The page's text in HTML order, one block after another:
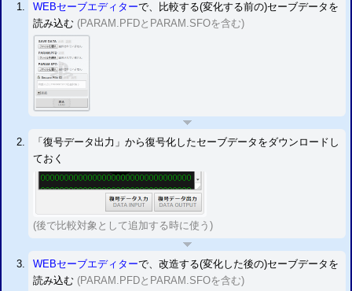
WEBセーブエディターで、比較する(変化する前の)セーブデータを
読み込む (PARAM.PFDとPARAM.SFOを含む)
「復号データ出力」から復号化したセーブデータをダウンロードし
ておく
(後で比較対象として追加する時に使う)
WEBセーブエディターで、改造する(変化した後の)セーブデータを
読み込む (PARAM.PFDとPARAM.SFOを含む)